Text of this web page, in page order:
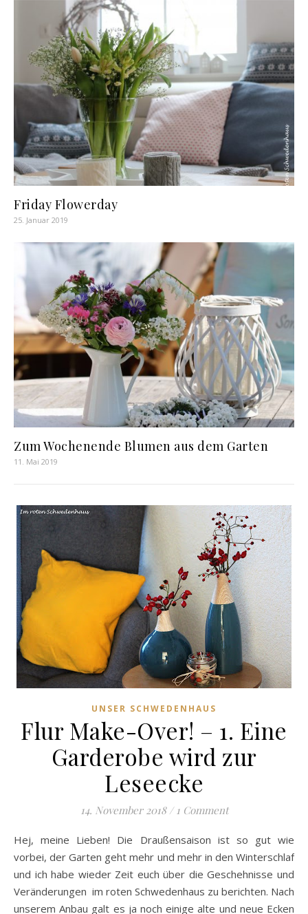
Friday Flowerday
25. Januar 2019
Zum Wochenende Blumen aus dem Garten
11. Mai 2019
UNSER SCHWEDENHAUS
Flur Make-Over! – 1. Eine
Garderobe wird zur
Leseecke
14. November 2018 / 1 Comment
Hej, meine Lieben! Die Draußensaison ist so gut wie
vorbei, der Garten geht mehr und mehr in den Winterschlaf
und ich habe wieder Zeit euch über die Geschehnisse und
Veränderungen im roten Schwedenhaus zu berichten. Nach
unserem Anbau galt es ja noch einige alte und neue Ecken